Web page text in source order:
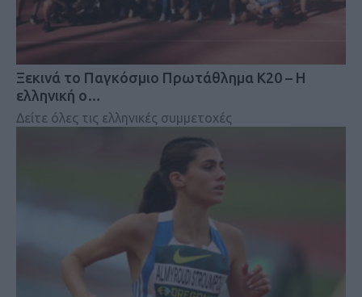
Ξεκινά το Παγκόσμιο Πρωτάθλημα Κ20 – Η
ελληνική ο…
Δείτε όλες τις ελληνικές συμμετοχές